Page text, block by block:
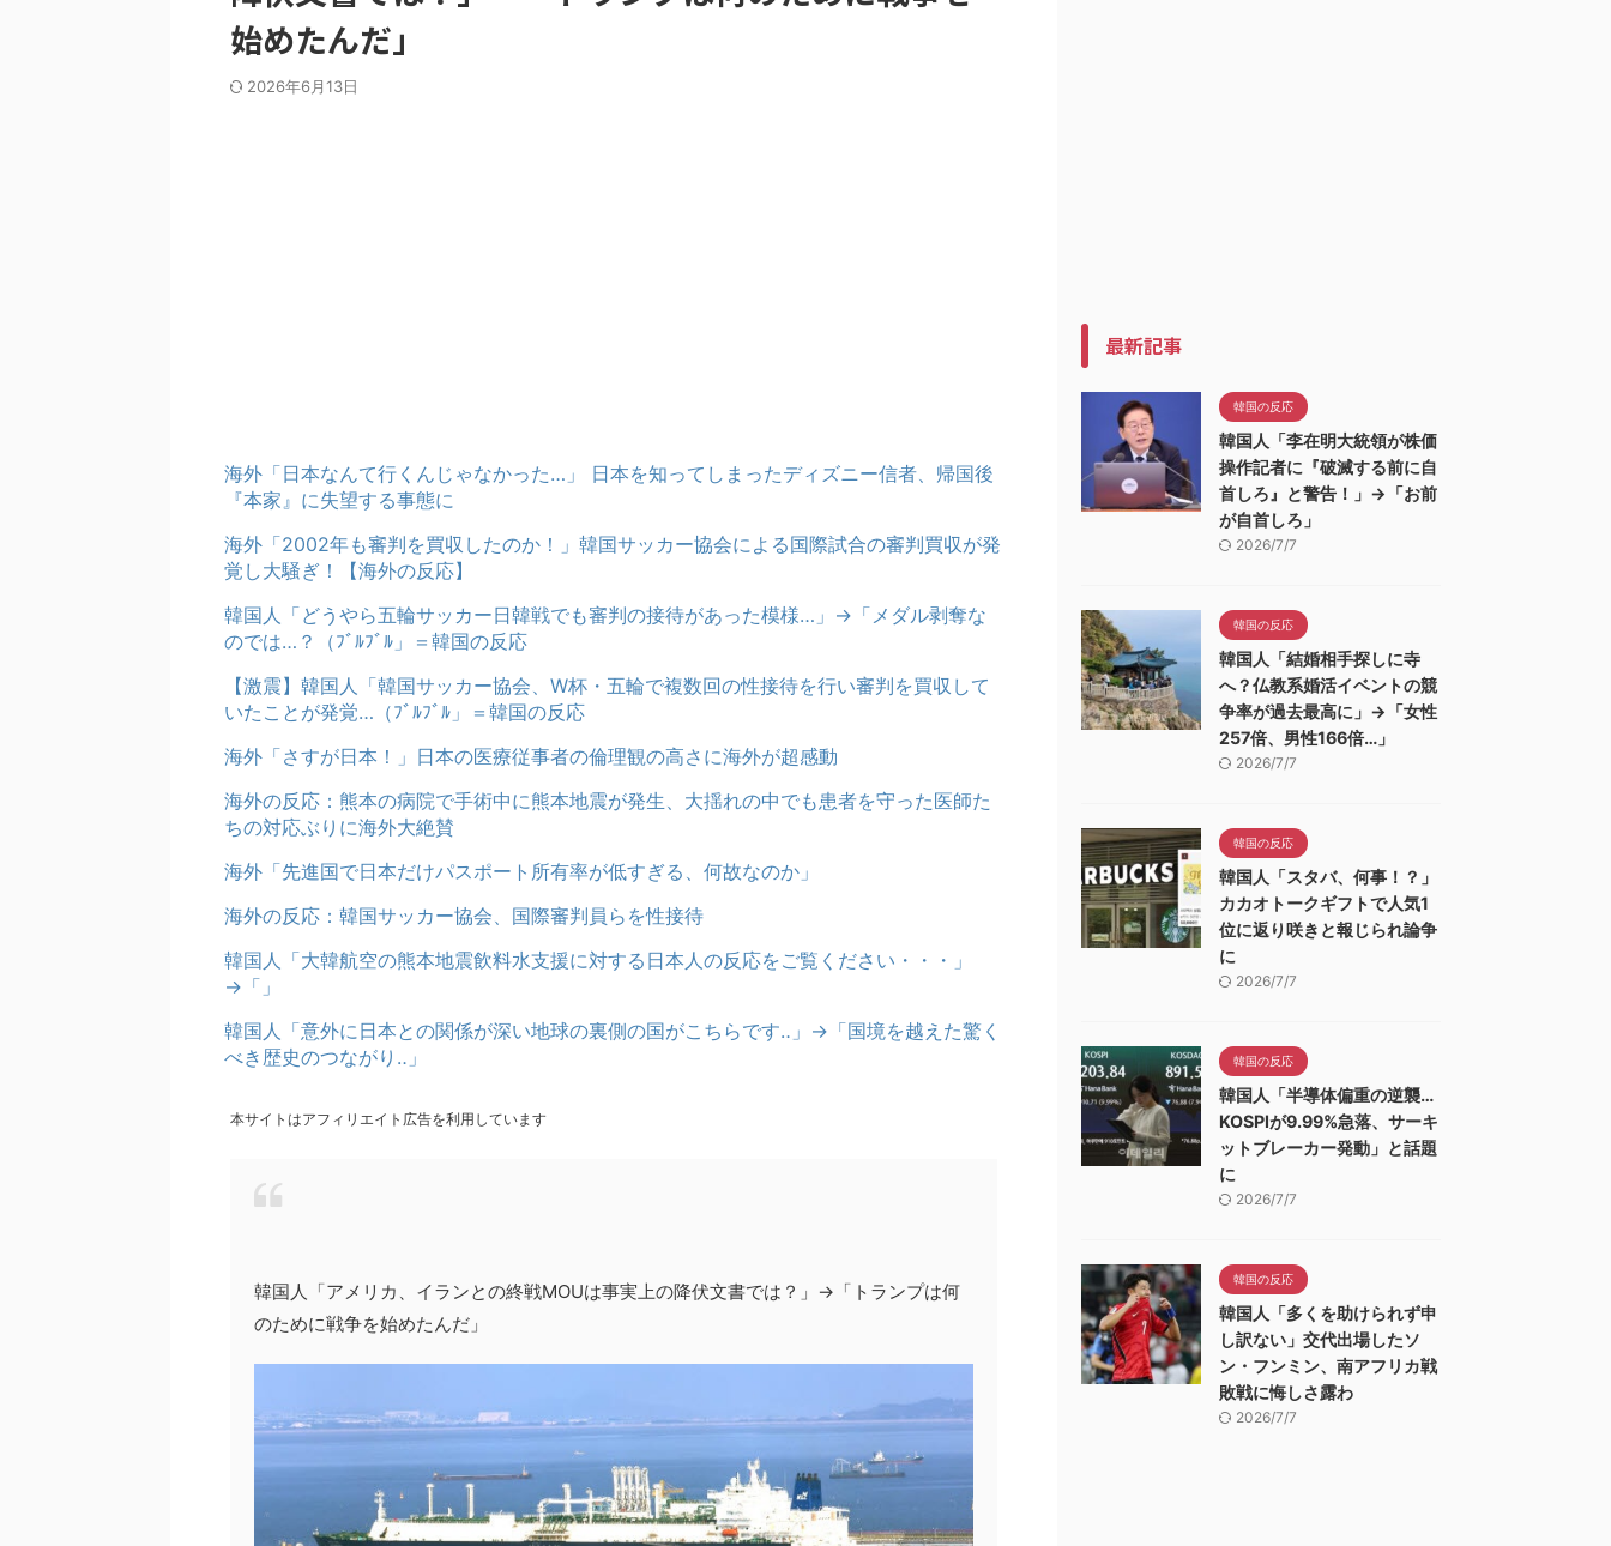
始めたんだ」
2026年6月13日
海外「日本なんて行くんじゃなかった…」 日本を知ってしまったディズニー信者、帰国後
『本家』に失望する事態に
海外「2002年も審判を買収したのか！」韓国サッカー協会による国際試合の審判買収が発
覚し大騒ぎ！【海外の反応】
韓国人「どうやら五輪サッカー日韓戦でも審判の接待があった模様…」→「メダル剥奪な
のでは…？（ﾌﾞﾙﾌﾞﾙ」＝韓国の反応
【激震】韓国人「韓国サッカー協会、W杯・五輪で複数回の性接待を行い審判を買収して
いたことが発覚…（ﾌﾞﾙﾌﾞﾙ」＝韓国の反応
海外「さすが日本！」日本の医療従事者の倫理観の高さに海外が超感動
海外の反応：熊本の病院で手術中に熊本地震が発生、大揺れの中でも患者を守った医師た
ちの対応ぶりに海外大絶賛
海外「先進国で日本だけパスポート所有率が低すぎる、何故なのか」
海外の反応：韓国サッカー協会、国際審判員らを性接待
韓国人「大韓航空の熊本地震飲料水支援に対する日本人の反応をご覧ください・・・」
→「」
韓国人「意外に日本との関係が深い地球の裏側の国がこちらです‥」→「国境を越えた驚く
べき歴史のつながり‥」
本サイトはアフィリエイト広告を利用しています
韓国人「アメリカ、イランとの終戦MOUは事実上の降伏文書では？」→「トランプは何
のために戦争を始めたんだ」
最新記事
韓国の反応
韓国人「李在明大統領が株価
操作記者に『破滅する前に自
首しろ』と警告！」→「お前
が自首しろ」
2026/7/7
韓国の反応
韓国人「結婚相手探しに寺
へ？仏教系婚活イベントの競
争率が過去最高に」→「女性
257倍、男性166倍…」
2026/7/7
韓国の反応
韓国人「スタバ、何事！？」
カカオトークギフトで人気1
位に返り咲きと報じられ論争
に
2026/7/7
韓国の反応
韓国人「半導体偏重の逆襲…
KOSPIが9.99%急落、サーキ
ットブレーカー発動」と話題
に
2026/7/7
韓国の反応
韓国人「多くを助けられず申
し訳ない」交代出場したソ
ン・フンミン、南アフリカ戦
敗戦に悔しさ露わ
2026/7/7